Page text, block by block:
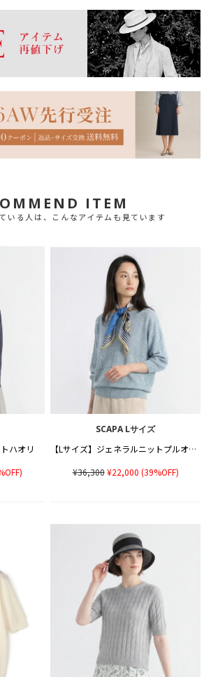
ITEM
いる人は、こんなアイテムも見ています
ハオリ
SCAPA Lサイズ
【Lサイズ】ジェネラルニットプルオーバー
¥36,300¥22,000 (39%OFF)